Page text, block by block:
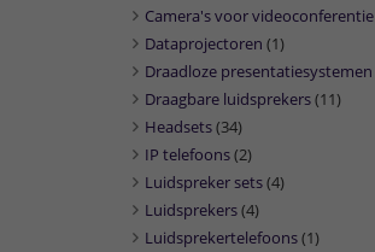
Camera's voor videoconferentie
Dataprojectoren (1)
Draadloze presentatiesystemen
Draagbare luidsprekers(11)
Headsets(34)
IP telefoons(2)
Luidspreker sets(4)
Luidsprekers(4)
Luidsprekertelefoons(1)